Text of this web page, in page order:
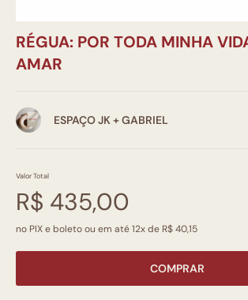
RÉGUA: POR TODA MINHA
AMAR
ESPAÇO JK + GABRIEL
Valor Total
R$ 435,00
no PIX e boleto ou em até 12x de R$ 40,15
COMPRAR